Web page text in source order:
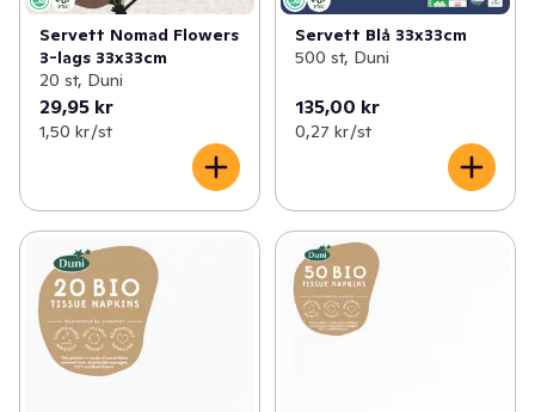
Servett Nomad Flowers
3-lags 33x33cm
20 st, Duni
29,95 kr
1,50 kr /st
Servett Blå 33x33cm
500 st, Duni
135,00 kr
0,27 kr /st